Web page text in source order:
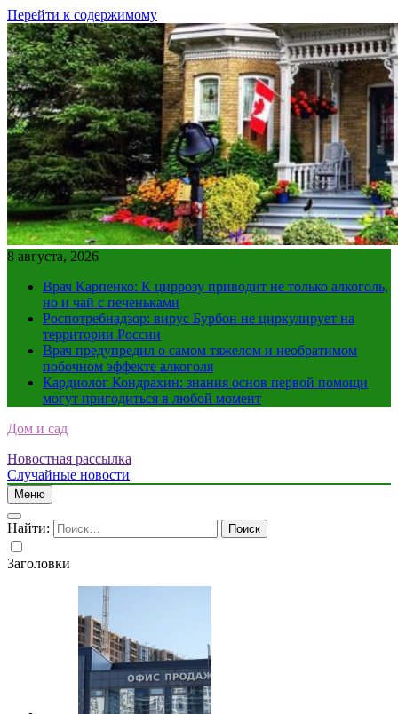
Перейти к содержимому
8 августа, 2026
Врач Карпенко: К циррозу приводит не только алкоголь,
но и чай с печеньками
Роспотребнадзор: вирус Бурбон не циркулирует на
территории России
Врач предупредил о самом тяжелом и необратимом
побочном эффекте алкоголя
Кардиолог Кондрахин: знания основ первой помощи
могут пригодиться в любой момент
Дом и сад
Новостная рассылка
Случайные новости
Меню
Найти:
Заголовки